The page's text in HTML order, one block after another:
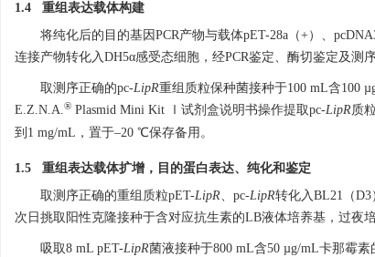
1.4 重组表达载体构建
将纯化后的目的基因PCR产物与载体pET-28a（+）、
连接产物转化入DH5α感受态细胞，经PCR鉴定、酶切鉴定及测
取测序正确的pc-LipR重组质粒保种菌接种于100 mL含100
E.Z.N.A.® Plasmid Mini Kit Ⅰ试剂盒说明书操作提取pc-LipR质
到1 mg/mL，置于–20 ℃保存备用。
1.5 重组表达载体扩增，目的蛋白表达、纯化和鉴定
取测序正确的重组质粒pET-LipR、pc-LipR转化入BL21（
次日挑取阳性克隆接种于含对应抗生素的LB液体培养基，过夜
吸取8 mL pET-LipR菌液接种于800 mL含50 µg/mL卡那霉